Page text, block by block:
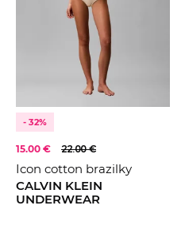
- 32%
15.00 € 22.00 €
Icon cotton brazilky
CALVIN KLEIN
UNDERWEAR